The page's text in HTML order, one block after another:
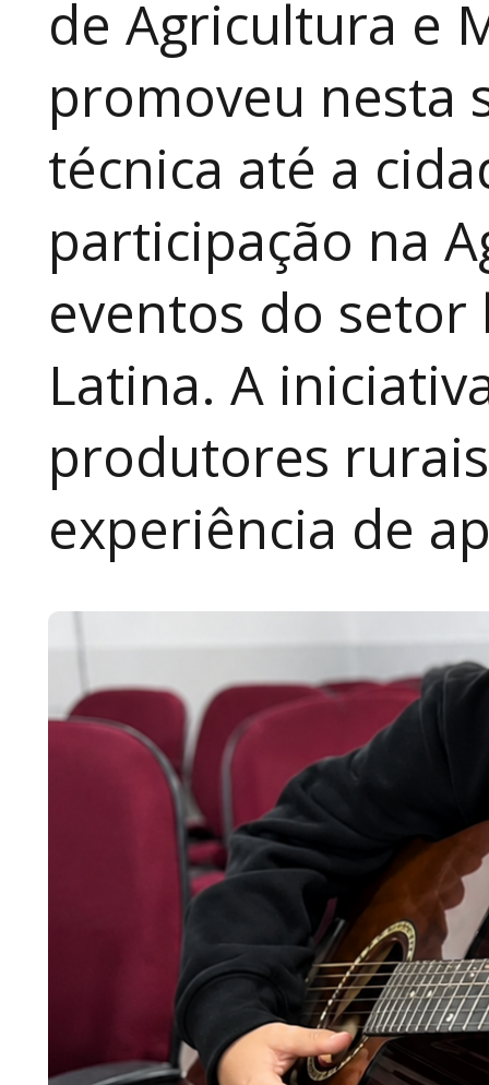
de Agricultura e
promoveu nesta
técnica até a
participação na
eventos do
Latina. A
produtores
experiência de